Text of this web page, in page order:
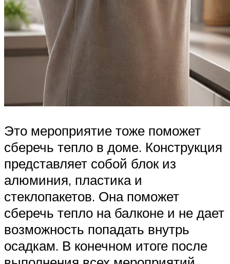
Это мероприятие тоже поможет
сберечь тепло в доме. Конструкция
представляет собой блок из
алюминия, пластика и
стеклопакетов. Она поможет
сберечь тепло на балконе и не дает
возможность попадать внутрь
осадкам. В конечном итоге после